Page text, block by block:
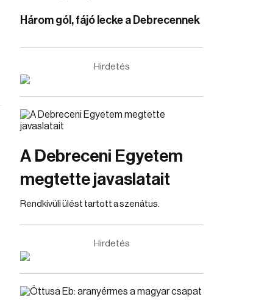
Három gól, fájó lecke a Debrecennek
Hirdetés
A Debreceni Egyetem
megtette javaslatait
Rendkívüli ülést tartott a szenátus.
Hirdetés